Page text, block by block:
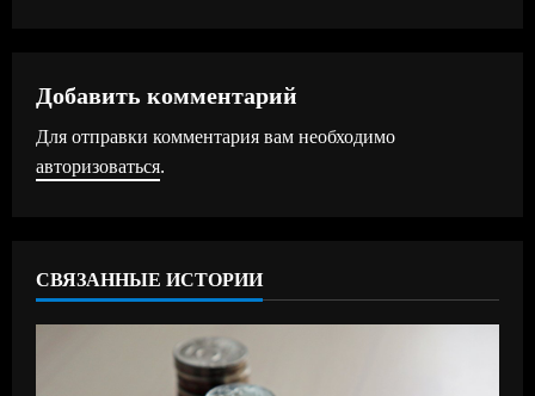
и
т
ч
т
Добавить комментарий
Для отправки комментария вам необходимо
авторизоваться.
СВЯЗАННЫЕ ИСТОРИИ